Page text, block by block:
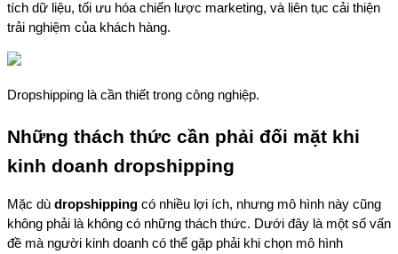
tích dữ liệu, tối ưu hóa chiến lược marketing, và liên tục cải thiện
trải nghiệm của khách hàng.
Dropshipping là cần thiết trong công nghiệp.
Những thách thức cần phải đối mặt khi
kinh doanh dropshipping
Mặc dù dropshipping có nhiều lợi ích, nhưng mô hình này cũng
không phải là không có những thách thức. Dưới đây là một số vấn